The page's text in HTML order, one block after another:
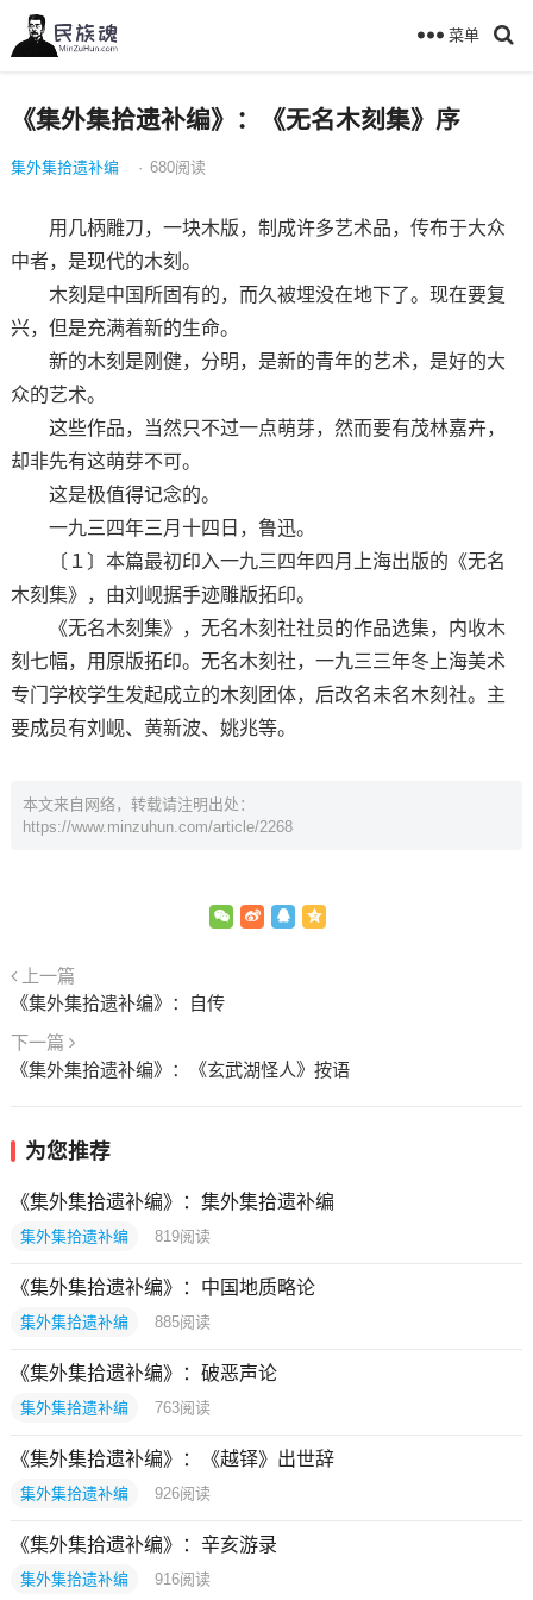
菜单
《集外集拾遗补编》：《无名木刻集》序
集外集拾遗补编 · 680阅读
用几柄雕刀，一块木版，制成许多艺术品，传布于大众
中者，是现代的木刻。
木刻是中国所固有的，而久被埋没在地下了。现在要复
兴，但是充满着新的生命。
新的木刻是刚健，分明，是新的青年的艺术，是好的大
众的艺术。
这些作品，当然只不过一点萌芽，然而要有茂林嘉卉，
却非先有这萌芽不可。
这是极值得记念的。
一九三四年三月十四日，鲁迅。
〔１〕本篇最初印入一九三四年四月上海出版的《无名
木刻集》，由刘岘据手迹雕版拓印。
《无名木刻集》，无名木刻社社员的作品选集，内收木
刻七幅，用原版拓印。无名木刻社，一九三三年冬上海美术
专门学校学生发起成立的木刻团体，后改名未名木刻社。主
要成员有刘岘、黄新波、姚兆等。
本文来自网络，转载请注明出处：
https://www.minzuhun.com/article/2268
上一篇
《集外集拾遗补编》：自传
下一篇
《集外集拾遗补编》：《玄武湖怪人》按语
为您推荐
《集外集拾遗补编》：集外集拾遗补编
集外集拾遗补编 819阅读
《集外集拾遗补编》：中国地质略论
集外集拾遗补编 885阅读
《集外集拾遗补编》：破恶声论
集外集拾遗补编 763阅读
《集外集拾遗补编》：《越铎》出世辞
集外集拾遗补编 926阅读
《集外集拾遗补编》：辛亥游录
集外集拾遗补编 916阅读